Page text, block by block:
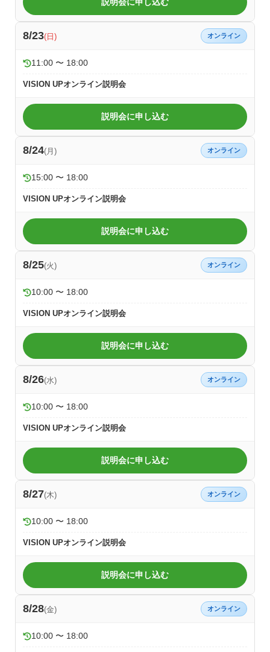
8/23(日) オンライン
11:00 〜 18:00
VISION UPオンライン説明会
説明会に申し込む
8/24(月) オンライン
15:00 〜 18:00
VISION UPオンライン説明会
説明会に申し込む
8/25(火) オンライン
10:00 〜 18:00
VISION UPオンライン説明会
説明会に申し込む
8/26(水) オンライン
10:00 〜 18:00
VISION UPオンライン説明会
説明会に申し込む
8/27(木) オンライン
10:00 〜 18:00
VISION UPオンライン説明会
説明会に申し込む
8/28(金) オンライン
10:00 〜 18:00